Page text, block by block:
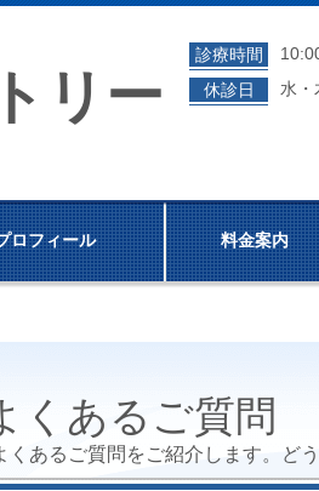
リー
診療時間
休診日
水・
ロフィール 料金案内
くあるご質問
くあるご質問をご紹介します。ど